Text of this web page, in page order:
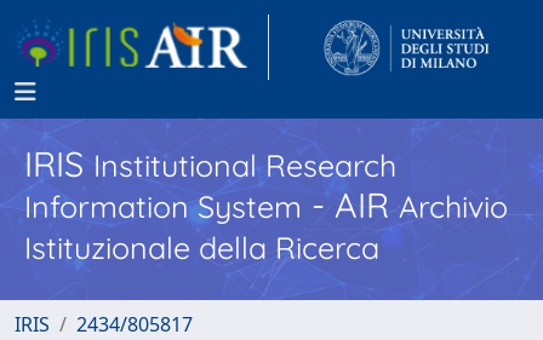
IRISInstitutional Research
Information System - AIR Archivio
Istituzionale della Ricerca
IRIS 2434/805817